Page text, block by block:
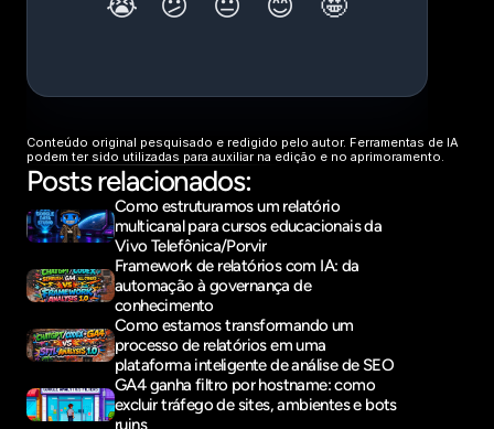
Conteúdo original pesquisado e redigido pelo autor. Ferramentas de IA
podem ter sido utilizadas para auxiliar na edição e no aprimoramento.
Posts relacionados:
Como estruturamos um relatório
multicanal para cursos educacionais da
Vivo Telefônica/Porvir
Framework de relatórios com IA: da
automação à governança de
conhecimento
Como estamos transformando um
processo de relatórios em uma
plataforma inteligente de análise de SEO
GA4 ganha filtro por hostname: como
excluir tráfego de sites, ambientes e bots
ruins